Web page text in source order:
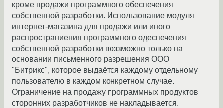
кроме продажи программного обеспечения
собственной разработки. Использование модуля
интернет-магазина для продажи или иного
распространиения программного одеспечения
собственной разработки воззможно только на
основании письменного разрешения ООО
"Битрикс", которое выдаётся каждому отдельному
пользователю в каждом конкретном случае.
Ограничение на продажу программных продуктов
сторонних разработчиков не накладывается.